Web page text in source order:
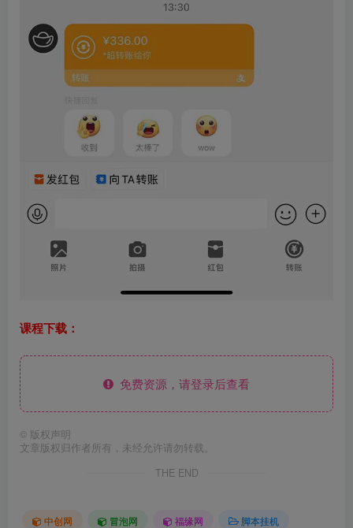
课程下载：
免费资源，请登录后查看
© 版权声明
文章版权归作者所有，未经允许请勿转载。
THE END
中创网 冒泡网 福缘网 脚本挂机